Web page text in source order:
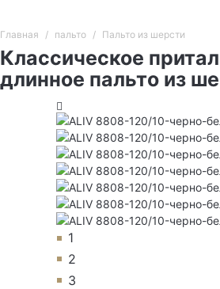
Главная пальто Пальто из шерсти
Классическое
длинное пальто из
1
2
3